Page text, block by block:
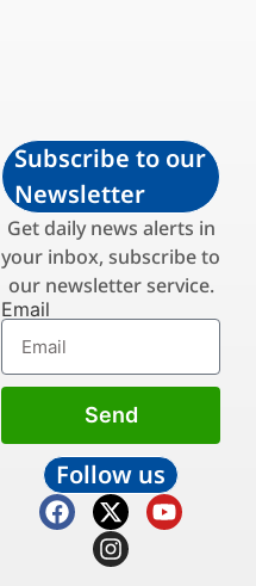
Subscribe to our
Newsletter
Get daily news alerts in
your inbox, subscribe to
our newsletter service.
Email
Send
Follow us